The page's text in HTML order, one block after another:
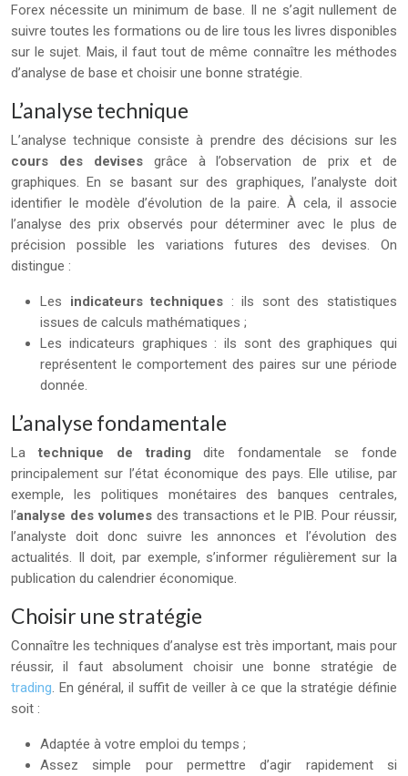
Forex nécessite un minimum de base. Il ne s’agit nullement de
suivre toutes les formations ou de lire tous les livres disponibles
sur le sujet. Mais, il faut tout de même connaître les méthodes
d’analyse de base et choisir une bonne stratégie.
L’analyse technique
L’analyse technique consiste à prendre des décisions sur les
cours des devisesgrâce à l’observation de prix et de
graphiques. En se basant sur des graphiques, l’analyste doit
identifier le modèle d’évolution de la paire. À cela, il associe
l’analyse des prix observés pour déterminer avec le plus de
précision possible les variations futures des devises. On
distingue :
Les indicateurs techniques : ils sont des statistiques
issues de calculs mathématiques ;
Les indicateurs graphiques : ils sont des graphiques qui
représentent le comportement des paires sur une période
donnée.
L’analyse fondamentale
La technique de trading dite fondamentale se fonde
principalement sur l’état économique des pays. Elle utilise, par
exemple, les politiques monétaires des banques centrales,
l’analyse des volumes des transactions et le PIB. Pour réussir,
l’analyste doit donc suivre les annonces et l’évolution des
actualités. Il doit, par exemple, s’informer régulièrement sur la
publication du calendrier économique.
Choisir une stratégie
Connaître les techniques d’analyse est très important, mais pour
réussir, il faut absolument choisir une bonne stratégie de
trading . En général, il suffit de veiller à ce que la stratégie définie
soit :
Adaptée à votre emploi du temps ;
Assez simple pour permettre d’agir rapidement si